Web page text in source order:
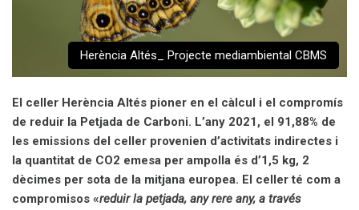
Herència Altés_ Projecte mediambiental CBMS
El celler Herència Altés pioner en el càlcul i el compromís
de reduir la Petjada de Carboni. L’any 2021, el 91,88% de
les emissions del celler provenien d’activitats indirectes i
la quantitat de CO2 emesa per ampolla és d’1,5 kg, 2
dècimes per sota de la mitjana europea. El celler té com a
compromisos «reduir la petjada, any rere any, a través